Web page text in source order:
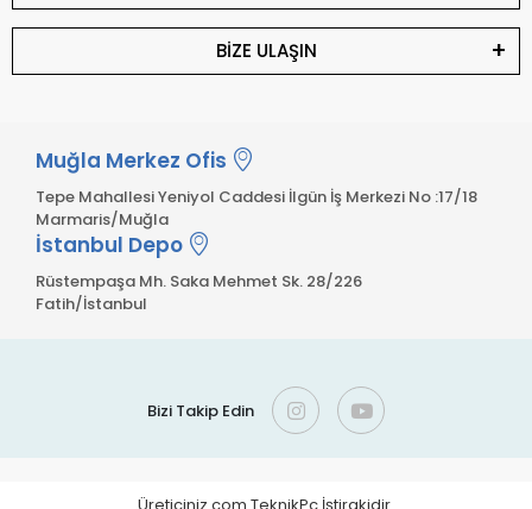
BİZE ULAŞIN
Muğla Merkez Ofis
Tepe Mahallesi Yeniyol Caddesi İlgün İş Merkezi No :17/18
Marmaris/Muğla
İstanbul Depo
Rüstempaşa Mh. Saka Mehmet Sk. 28/226
Fatih/İstanbul
Bizi Takip Edin